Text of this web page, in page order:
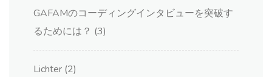
GAFAMのコーディングインタビューを突破す
るためには？ (3)
Lichter (2)